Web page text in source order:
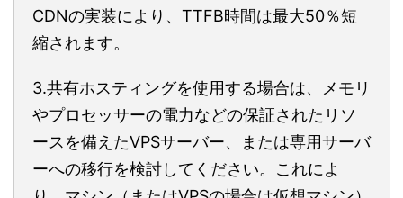
CDNの実装により、TTFB時間は最大50％短
縮されます。
3.共有ホスティングを使用する場合は、メモリ
やプロセッサーの電力などの保証されたリソ
ースを備えたVPSサーバー、または専用サーバ
ーへの移行を検討してください。これによ